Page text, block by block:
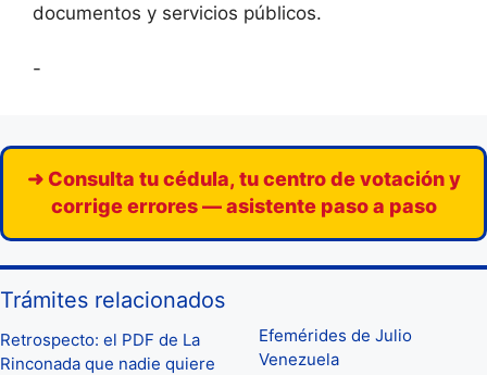
documentos y servicios públicos.
-
➜ Consulta tu cédula, tu centro de votación y
corrige errores — asistente paso a paso
Trámites relacionados
Retrospecto: el PDF de La
Rinconada que nadie quiere
Efemérides de Julio
Venezuela